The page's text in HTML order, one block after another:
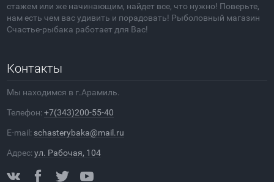
стажем или же начинающим, найдет все, что нужно! Поверьте,
нам есть чем вас удивить и порадовать! Рыболовный магазин
Счастье-рыбака работает для Вас!
Контакты
Мы находимся в г.Арамиль.
Телефон:+7(343)200-55-40
E-mail: schasterybaka@mail.ru
Адрес:ул. Рабочая, 104